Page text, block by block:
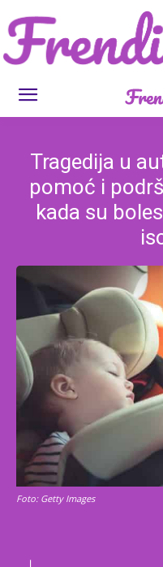
Tragedija u
pomoć i
kada su
Foto: Getty Images